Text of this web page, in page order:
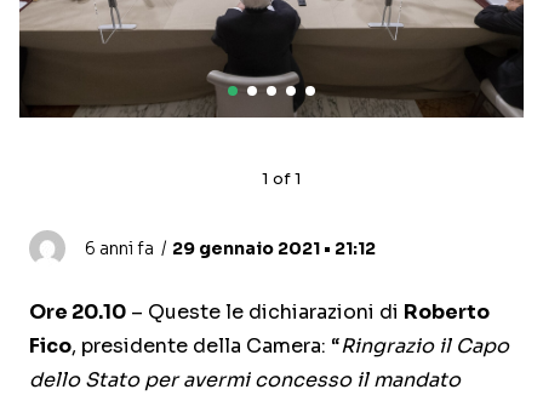
1 of1
6 anni fa 29 gennaio 2021 • 21:12
Ore 20.10 – Queste le dichiarazioni di Roberto
Fico, presidente della Camera: “Ringrazio il Capo
dello Stato per avermi concesso il mandato